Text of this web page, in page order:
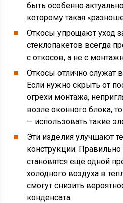
быть особенно
которому такая
Откосы упрощают уход
стеклопакетов всегда
с откосов, а не с
Откосы отлично служат
Если нужно скрыть от
огрехи монтажа,
возле оконного блока,
— использовать такие
Эти изделия улучшают
конструкции.
становятся еще одной
холодного воздуха в
смогут снизить
конденсата.